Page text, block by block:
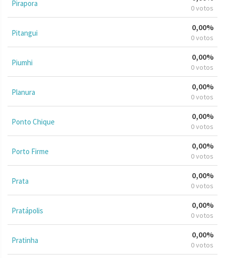
Pirapora 0 votos
Pitangui
0,00%
0 votos
Piumhi
0,00%
0 votos
Planura
0,00%
0 votos
Ponto Chique
0,00%
0 votos
Porto Firme
0,00%
0 votos
Prata
0,00%
0 votos
Pratápolis
0,00%
0 votos
Pratinha
0,00%
0 votos